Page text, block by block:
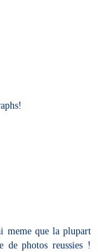
meme que la plupart
de photos reussies !